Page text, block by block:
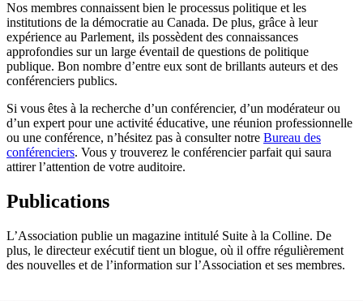
Nos membres connaissent bien le processus politique et les
institutions de la démocratie au Canada. De plus, grâce à leur
expérience au Parlement, ils possèdent des connaissances
approfondies sur un large éventail de questions de politique
publique. Bon nombre d’entre eux sont de brillants auteurs et des
conférenciers publics.
Si vous êtes à la recherche d’un conférencier, d’un modérateur ou
d’un expert pour une activité éducative, une réunion professionnelle
ou une conférence, n’hésitez pas à consulter notre Bureau des
conférenciers. Vous y trouverez le conférencier parfait qui saura
attirer l’attention de votre auditoire.
Publications
L’Association publie un magazine intitulé Suite à la Colline. De
plus, le directeur exécutif tient un blogue, où il offre régulièrement
des nouvelles et de l’information sur l’Association et ses membres.